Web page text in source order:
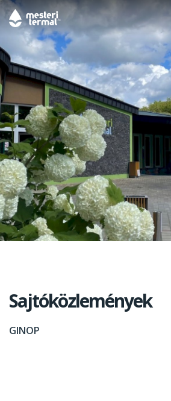
Sajtóközlemények
GINOP